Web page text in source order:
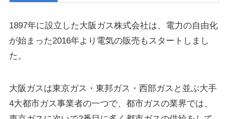
1897年に設立した大阪ガス株式会社は、電力の自由化
が始まった2016年より電気の販売もスタートしまし
た。
大阪ガスは東京ガス・東邦ガス・西部ガスと並ぶ大手
4大都市ガス事業者の一つで、都市ガスの業界では、